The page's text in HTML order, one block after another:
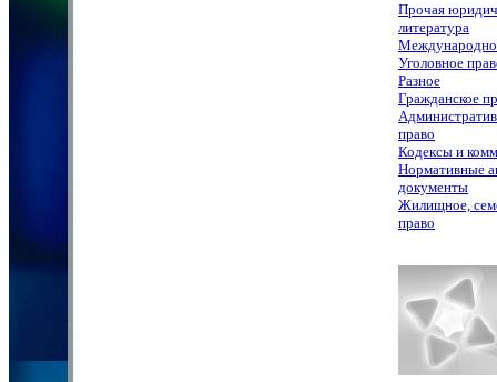
Прочая
литература
Уголовное
Разное
Гражданское
право
Кодексы и
Нормативные
документы
Жилищное,
право